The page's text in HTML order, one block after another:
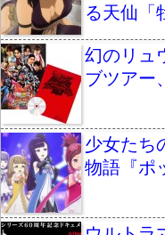
る天仙「
幻のリュ
ブツアー
少女たち
物語『ポ